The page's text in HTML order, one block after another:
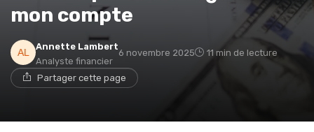
mon compte
Annette Lambert
Analyste financier
6 novembre 2025 11 min de lecture
Partager cette page